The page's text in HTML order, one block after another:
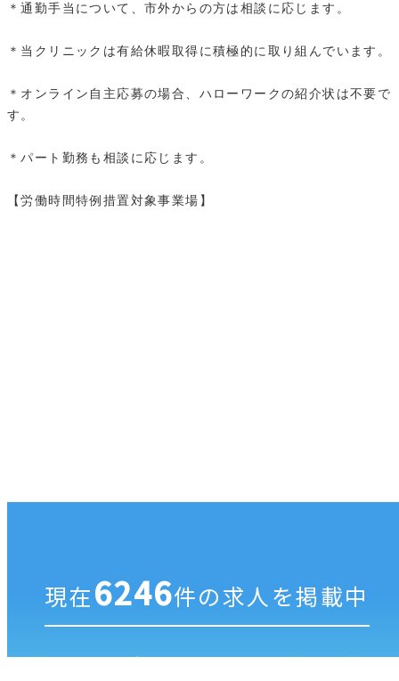
＊通勤手当について、市外からの方は相談に応じます。
＊当クリニックは有給休暇取得に積極的に取り組んでいます。
＊オンライン自主応募の場合、ハローワークの紹介状は不要で
す。
＊パート勤務も相談に応じます。
【労働時間特例措置対象事業場】
現在6246件の求人を掲載中
ジブンにあった歯科医院を探すならゼロメディカ